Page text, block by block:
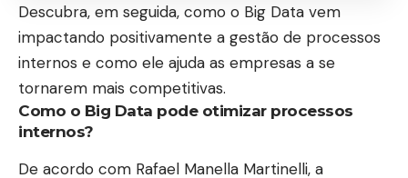
Descubra, em seguida, como o Big Data vem
impactando positivamente a gestão de processos
internos e como ele ajuda as empresas a se
tornarem mais competitivas.
Como o Big Data pode otimizar processos
internos?
De acordo com Rafael Manella Martinelli, a